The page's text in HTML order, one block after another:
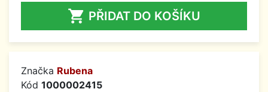
 PŘIDAT DO KOŠÍKU
Značka Rubena
Kód 1000002415